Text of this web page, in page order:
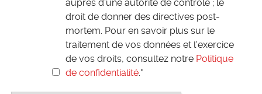
auprès d'une autorité de contrôle ; le
droit de donner des directives post-
mortem. Pour en savoir plus sur le
traitement de vos données et l'exercice
de vos droits, consultez notre Politique
de confidentialité *